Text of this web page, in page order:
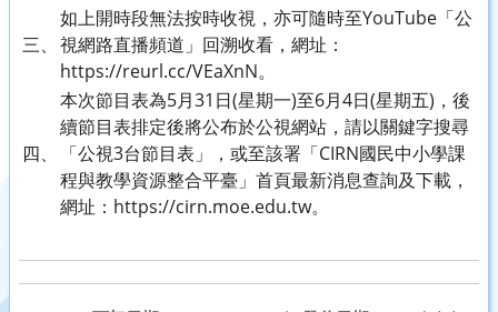
三、
如上開時段無法按時收視，亦可隨時至YouTube「公
視網路直播頻道」回溯收看，網址：
https://reurl.cc/VEaXnN。
四、
本次節目表為5月31日(星期一)至6月4日(星期五)，後
續節目表排定後將公布於公視網站，請以關鍵字搜尋
「公視3台節目表」，或至該署「CIRN國民中小學課
程與教學資源整合平臺」首頁最新消息查詢及下載，
網址：https://cirn.moe.edu.tw。